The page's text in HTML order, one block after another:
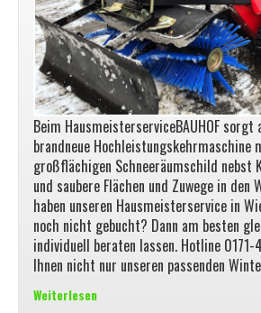
Beim HausmeisterserviceBAUHOF
brandneue Hochleistungskehrmaschine
großflächigen Schneeräumschild
und saubere Flächen und Zuwege in den
haben unseren Hausmeisterservice in
noch nicht gebucht? Dann am besten
individuell beraten lassen. Hotline
Ihnen nicht nur unseren passenden
Weiterlesen